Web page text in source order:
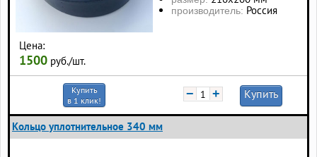
Цена:
1500 руб./шт.
производитель: Россия
Купить
в 1 клик!
− + Купить
Кольцо уплотнительное 340 мм